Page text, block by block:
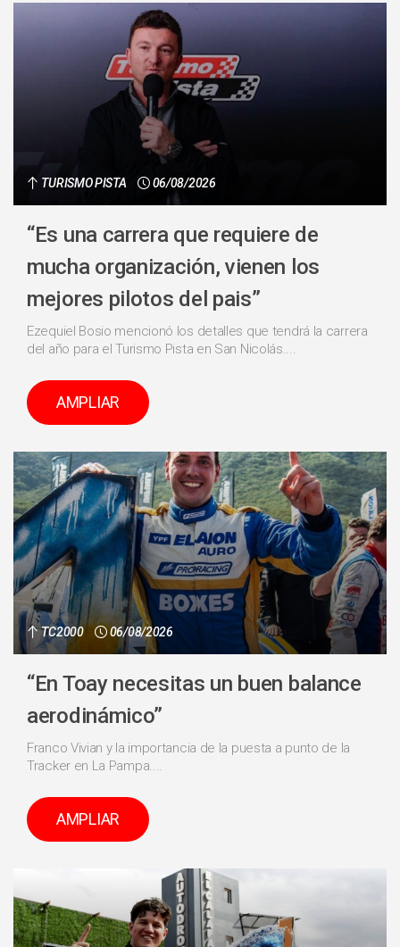
TURISMO PISTA 06/08/2026
“Es una carrera que requiere de
mucha organización, vienen los
mejores pilotos del pais”
Ezequiel Bosio mencionó los detalles que tendrá la carrera
del año para el Turismo Pista en San Nicolás....
AMPLIAR
TC2000 06/08/2026
“En Toay necesitas un buen balance
aerodinámico”
Franco Vivian y la importancia de la puesta a punto de la
Tracker en La Pampa....
AMPLIAR